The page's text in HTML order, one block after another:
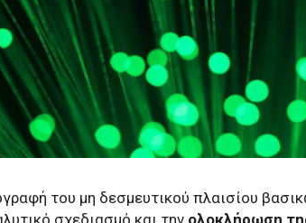
του μη δεσμευτικού πλαισίου
σχεδιασμό και την ολοκλήρωση